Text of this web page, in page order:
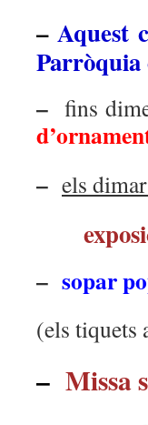
– Aquest
Parròquia
–fins
– els
– sopar
(els tiquets
– Missa